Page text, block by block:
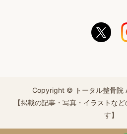
Copyright © トータル整骨院
【掲載の記事・写真・イラストな
す】